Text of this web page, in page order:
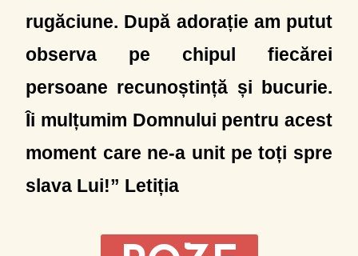
rugăciune. După adorație am putut
observa pe chipul fiecărei
persoane recunoștință și bucurie.
Îi mulțumim Domnului pentru acest
moment care ne-a unit pe toți spre
slava Lui!” Letiția